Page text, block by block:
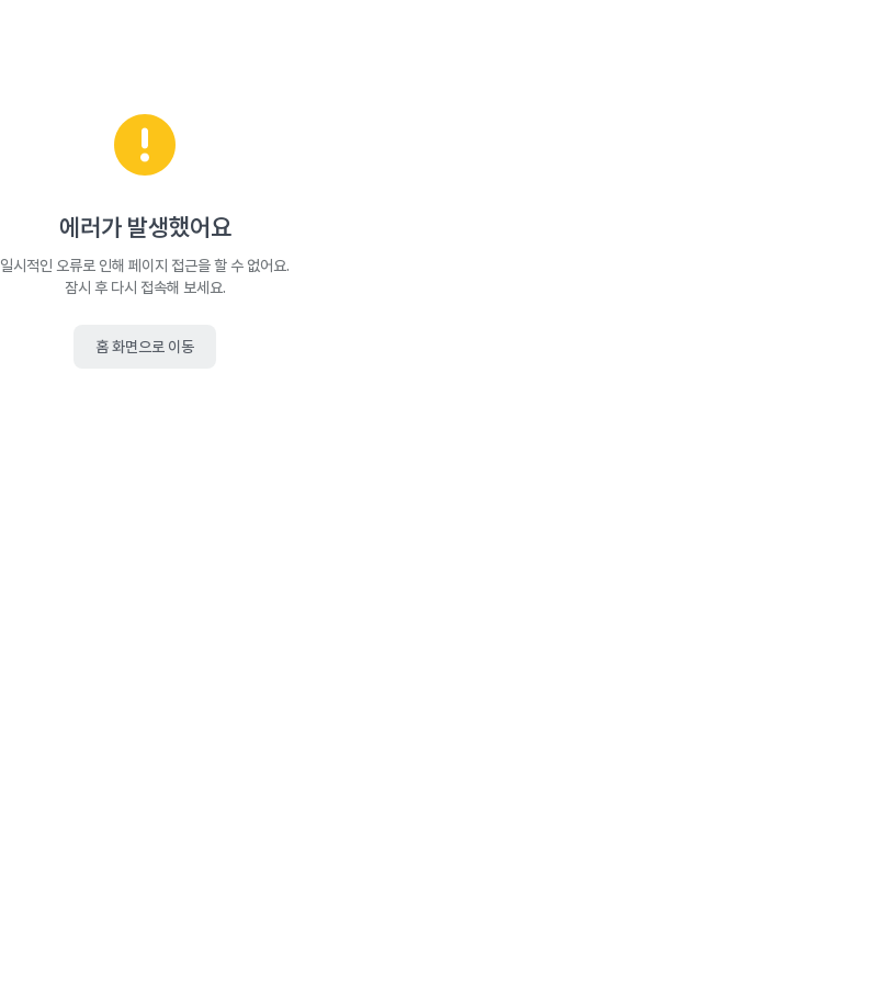
에러가 발생했어요
일시적인 오류로 인해 페이지 접근을 할 수 없어요.
잠시 후 다시 접속해 보세요.
홈 화면으로 이동